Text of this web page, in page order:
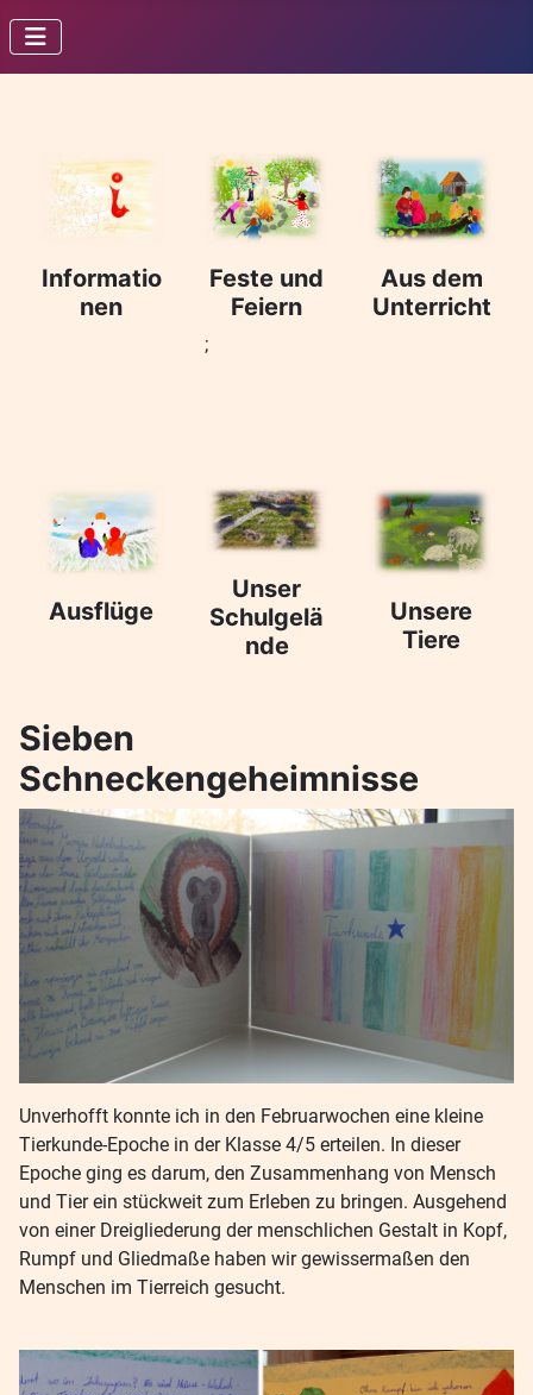
Informatio
nen
Feste und
Feiern
;
Aus dem
Unterricht
Ausflüge
Unser
Schulgelä
nde
Unsere
Tiere
Sieben
Schneckengeheimnisse
Unverhofft konnte ich in den Februarwochen eine kleine
Tierkunde-Epoche in der Klasse 4/5 erteilen. In dieser
Epoche ging es darum, den Zusammenhang von Mensch
und Tier ein stückweit zum Erleben zu bringen. Ausgehend
von einer Dreigliederung der menschlichen Gestalt in Kopf,
Rumpf und Gliedmaße haben wir gewissermaßen den
Menschen im Tierreich gesucht.